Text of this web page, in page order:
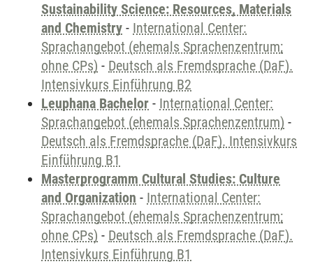
Sustainability Science: Resources, Materials
and Chemistry - International Center:
Sprachangebot (ehemals Sprachenzentrum;
ohne CPs) - Deutsch als Fremdsprache (DaF).
Intensivkurs Einführung B2
Leuphana Bachelor - International Center:
Sprachangebot (ehemals Sprachenzentrum) -
Deutsch als Fremdsprache (DaF). Intensivkurs
Einführung B1
Masterprogramm Cultural Studies: Culture
and Organization - International Center:
Sprachangebot (ehemals Sprachenzentrum;
ohne CPs) - Deutsch als Fremdsprache (DaF).
Intensivkurs Einführung B1